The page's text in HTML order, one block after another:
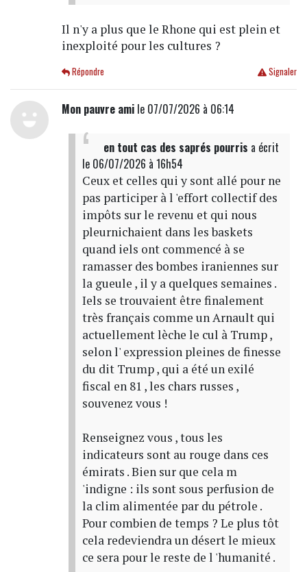
Il n'y a plus que le Rhone qui est plein et
inexploité pour les cultures ?
Signaler
Répondre
Mon pauvre amile 07/07/2026 à 06:14
en tout cas des saprés pourris a écrit
le 06/07/2026 à 16h54
Ceux et celles qui y sont allé pour ne
pas participer à l 'effort collectif des
impôts sur le revenu et qui nous
pleurnichaient dans les baskets
quand iels ont commencé à se
ramasser des bombes iraniennes sur
la gueule , il y a quelques semaines .
Iels se trouvaient être finalement
très français comme un Arnault qui
actuellement lèche le cul à Trump ,
selon l' expression pleines de finesse
du dit Trump , qui a été un exilé
fiscal en 81 , les chars russes ,
souvenez vous !
Renseignez vous , tous les
indicateurs sont au rouge dans ces
émirats . Bien sur que cela m
'indigne : ils sont sous perfusion de
la clim alimentée par du pétrole .
Pour combien de temps ? Le plus tôt
cela redeviendra un désert le mieux
ce sera pour le reste de l 'humanité .